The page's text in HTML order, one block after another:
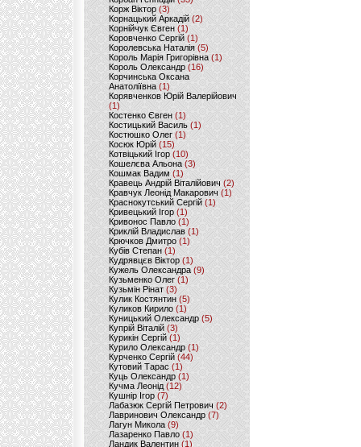
Корж Віктор (3)
Корнацький Аркадій (2)
Корнійчук Євген (1)
Коровченко Сергій (1)
Королевська Наталія(5)
Король Марія Григорівна (1)
Король Олександр (16)
Корчинська Оксана
Анатоліївна (1)
Корявченков Юрій Валерійович
(1)
Костенко Євген (1)
Костицький Василь (1)
Костюшко Олег (1)
Косюк Юрій (15)
Котвіцький Ігор (10)
Кошелєва Альона(3)
Кошмак Вадим (1)
Кравець Андрій Віталійович (2)
Кравчук Леонід Макарович (1)
Краснокутський Сергій (1)
Кривецький Ігор (1)
Кривонос Павло (1)
Криклій Владислав (1)
Крючков Дмитро(1)
Кубів Степан(1)
Кудрявцєв Віктор (1)
Кужель Олександра (9)
Кузьменко Олег (1)
Кузьмін Рінат(3)
Кулик Костянтин(5)
Куликов Кирило (1)
Куницький Олександр (5)
Купрій Віталій (3)
Курикін Сергій(1)
Курило Олександр (1)
Курченко Сергій (44)
Кутовий Тарас (1)
Куць Олександр (1)
Кучма Леонід (12)
Кушнір Ігор(7)
Лабазюк Сергій Петрович (2)
Лавринович Олександр(7)
Лагун Микола(9)
Лазаренко Павло (1)
Ландик Валентин (1)